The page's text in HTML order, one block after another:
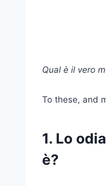
Qual è il vero
To these, and
1. Lo
è?